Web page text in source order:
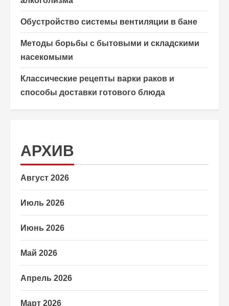
Обустройство системы вентиляции в бане
Методы борьбы с бытовыми и складскими
насекомыми
Классические рецепты варки раков и
способы доставки готового блюда
АРХИВ
Август 2026
Июль 2026
Июнь 2026
Май 2026
Апрель 2026
Март 2026